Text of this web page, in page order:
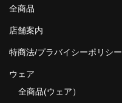
全商品
店舗案内
特商法/プラバイシーポリシー
ウェア
全商品(ウェア）